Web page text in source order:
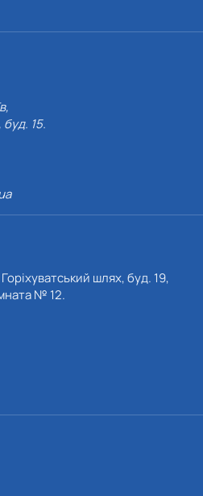
15.
шлях, буд. 19,
№ 12.